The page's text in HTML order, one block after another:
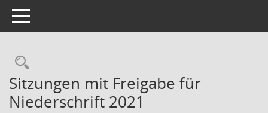
Toggle navigation
Sitzungen mit Freigabe für
Niederschrift 2021